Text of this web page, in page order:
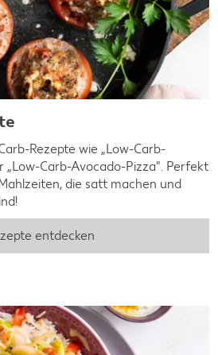
Rezepte wie „Low-Carb-
„Low-Carb-Avocado-Pizza". Perfekt
die satt machen und
entdecken